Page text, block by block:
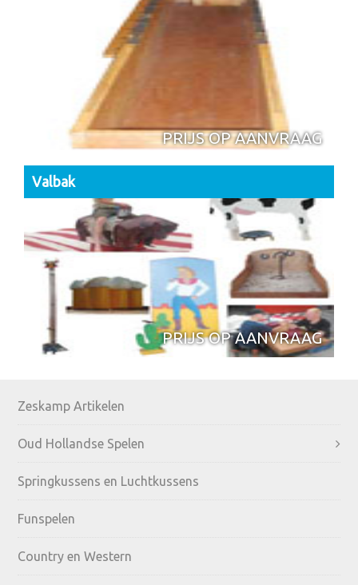
PRIJS OP AANVRAAG
Valbak
PRIJS OP AANVRAAG
Sidebar
Zeskamp Artikelen
Oud Hollandse Spelen
Springkussens en Luchtkussens
Funspelen
Country en Western